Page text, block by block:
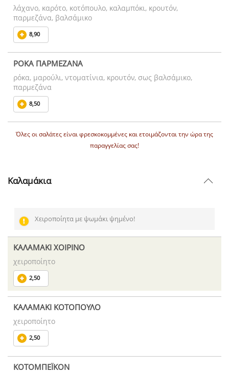
λάχανο, καρότο, κοτόπουλο, καλαμπόκι, κρουτόν,
παρμεζάνα, βαλσάμικο
8,90
ΡΟΚΑ ΠΑΡΜΕΖΑΝΑ
ρόκα, μαρούλι, ντοματίνια, κρουτόν, σως βαλσάμικο,
παρμεζάνα
8,50
Όλες οι σαλάτες είναι φρεσκοκομμένες και ετοιμάζονται την ώρα της
παραγγελίας σας!
Καλαμάκια
Χειροποίητα με ψωμάκι ψημένο!
ΚΑΛΑΜΑΚΙ ΧΟΙΡΙΝΟ
χειροποίητο
2,50
ΚΑΛΑΜΑΚΙ ΚΟΤΟΠΟΥΛΟ
χειροποίητο
2,50
ΚΟΤΟΜΠΕΪΚΟΝ